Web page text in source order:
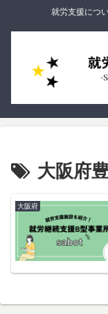
就労支援につ
大阪府
大阪府